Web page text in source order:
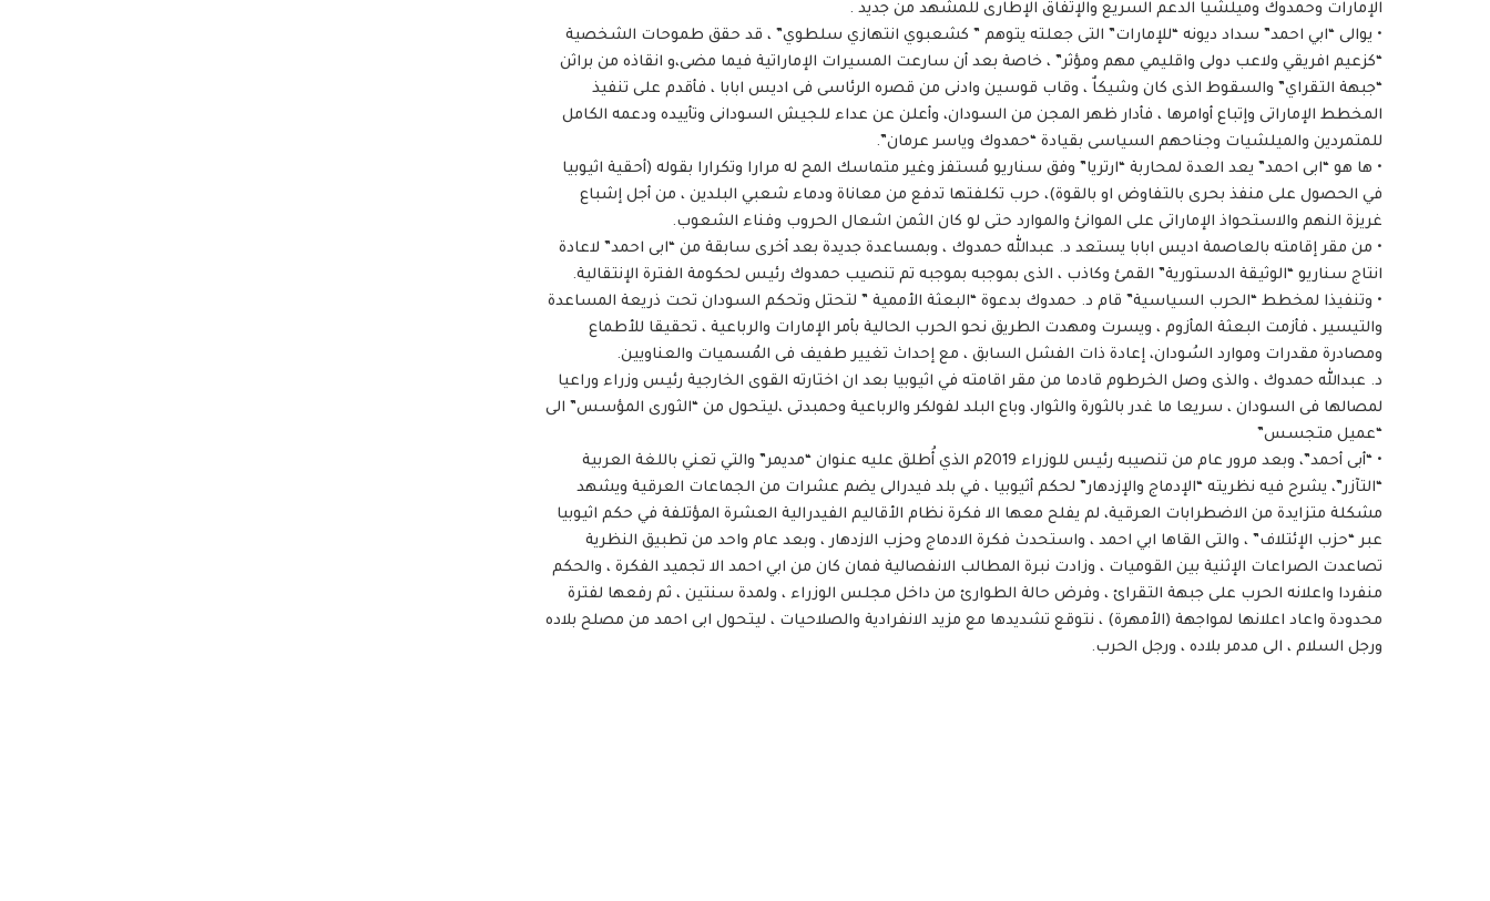
الإمارات وحمدوك وميلشيا الدعم السريع والإتفاق الإطارى للمشهد من جديد .
• يوالى “ابي احمد” سداد ديونه “للإمارات” التى جعلته يتوهم ” كشعبوي انتهازي سلطوي” ، قد حقق طموحات الشخصية
“كزعيم افريقي ولاعب دولى واقليمي مهم ومؤثر” ، خاصة بعد أن سارعت المسيرات الإماراتية فيما مضى،و انقاذه من براثن
“جبهة التقراي” والسقوط الذى كان وشيكاٌ ، وقاب قوسين وادنى من قصره الرئاسى فى اديس ابابا ، فأقدم على تنفيذ
المخطط الإماراتى وإتباع أوامرها ، فأدار ظهر المجن من السودان، وأعلن عن عداء للجيش السودانى وتأييده ودعمه الكامل
للمتمردين والميلشيات وجناحهم السياسى بقيادة “حمدوك وياسر عرمان”.
• ها هو “ابى احمد” يعد العدة لمحاربة “ارتريا” وفق سناريو مُستفز وغير متماسك المح له مرارا وتكرارا بقوله (أحقية اثيوبيا
في الحصول على منفذ بحرى بالتفاوض او بالقوة)، حرب تكلفتها تدفع من معاناة ودماء شعبي البلدين ، من أجل إشباع
غريزة النهم والاستحواذ الإماراتى على الموانئ والموارد حتى لو كان الثمن اشعال الحروب وفناء الشعوب.
• من مقر إقامته بالعاصمة اديس ابابا يستعد د. عبدالله حمدوك ، وبمساعدة جديدة بعد أخرى سابقة من “ابى احمد” لاعادة
انتاج سناريو “الوثيقة الدستورية” القمئ وكاذب ، الذى بموجبه بموجبه تم تنصيب حمدوك رئيس لحكومة الفترة الإنتقالية.
• وتنفيذا لمخطط “الحرب السياسية” قام د. حمدوك بدعوة “البعثة الأممية ” لتحتل وتحكم السودان تحت ذريعة المساعدة
والتيسير ، فأزمت البعثة المأزوم ، ويسرت ومهدت الطريق نحو الحرب الحالية بأمر الإمارات والرباعية ، تحقيقا للأطماع
ومصادرة مقدرات وموارد السُودان، إعادة ذات الفشل السابق ، مع إحداث تغيير طفيف فى المُسميات والعناويين.
د. عبدالله حمدوك ، والذى وصل الخرطوم قادما من مقر اقامته في اثيوبيا بعد ان اختارته القوى الخارجية رئيس وزراء وراعيا
لمصالها فى السودان ، سريعا ما غدر بالثورة والثوار، وباع البلد لفولكر والرباعية وحمبدتى ،ليتحول من “الثورى المؤسس” الى
“عميل متجسس”
• “أبى أحمد”، وبعد مرور عام من تنصيبه رئيس للوزراء 2019م الذي أُطلق عليه عنوان “مديمر” والتي تعني باللغة العربية
“التآزر”، يشرح فيه نظريته “الإدماج والإزدهار” لحكم أثيوبيا ، في بلد فيدرالى يضم عشرات من الجماعات العرقية ويشهد
مشكلة متزايدة من الاضطرابات العرقية، لم يفلح معها الا فكرة نظام الأقاليم الفيدرالية العشرة المؤتلفة في حكم اثيوبيا
عبر “حزب الإئتلاف” ، والتى القاها ابي احمد ، واستحدث فكرة الادماج وحزب الازدهار ، وبعد عام واحد من تطبيق النظرية
تصاعدت الصراعات الإثنية بين القوميات ، وزادت نبرة المطالب الانفصالية فمان كان من ابي احمد الا تجميد الفكرة ، والحكم
منفردا واعلانه الحرب على جبهة التقرائ ، وفرض حالة الطوارئ من داخل مجلس الوزراء ، ولمدة سنتين ، ثم رفعها لفترة
محدودة واعاد اعلانها لمواجهة (الأمهرة) ، نتوقع تشديدها مع مزيد الانفرادية والصلاحيات ، ليتحول ابى احمد من مصلح بلاده
ورجل السلام ، الى مدمر بلاده ، ورجل الحرب.